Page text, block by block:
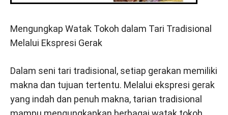
Mengungkap Watak Tokoh dalam Tari Tradisional
Melalui Ekspresi Gerak
Dalam seni tari tradisional, setiap gerakan memiliki
makna dan tujuan tertentu. Melalui ekspresi gerak
yang indah dan penuh makna, tarian tradisional